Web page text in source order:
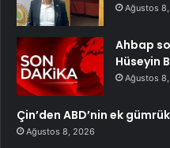
Ağustos
Ahbap
Hüseyin
Ağustos
Çin’den ABD’nin ek
Ağustos 8, 2026